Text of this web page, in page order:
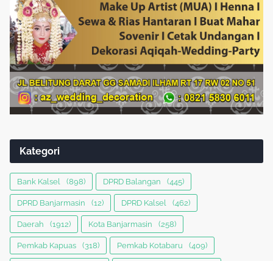
Kategori
Bank Kalsel (898) DPRD Balangan (445)
DPRD Banjarmasin (12) DPRD Kalsel (462)
Daerah (1912) Kota Banjarmasin (258)
Pemkab Kapuas (318) Pemkab Kotabaru (409)